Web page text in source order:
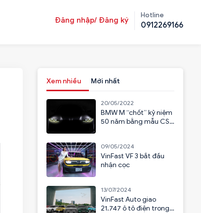
Đăng nhập/ Đăng ký
Hotline
0912269166
Xem nhiều Mới nhất
20/05/2022
BMW M “chốt” kỷ niệm
50 năm bằng mẫu CSL
09/05/2024
VinFast VF 3 bắt đầu
nhận cọc
13/07/2024
VinFast Auto giao
21.747 ô tô điện trong